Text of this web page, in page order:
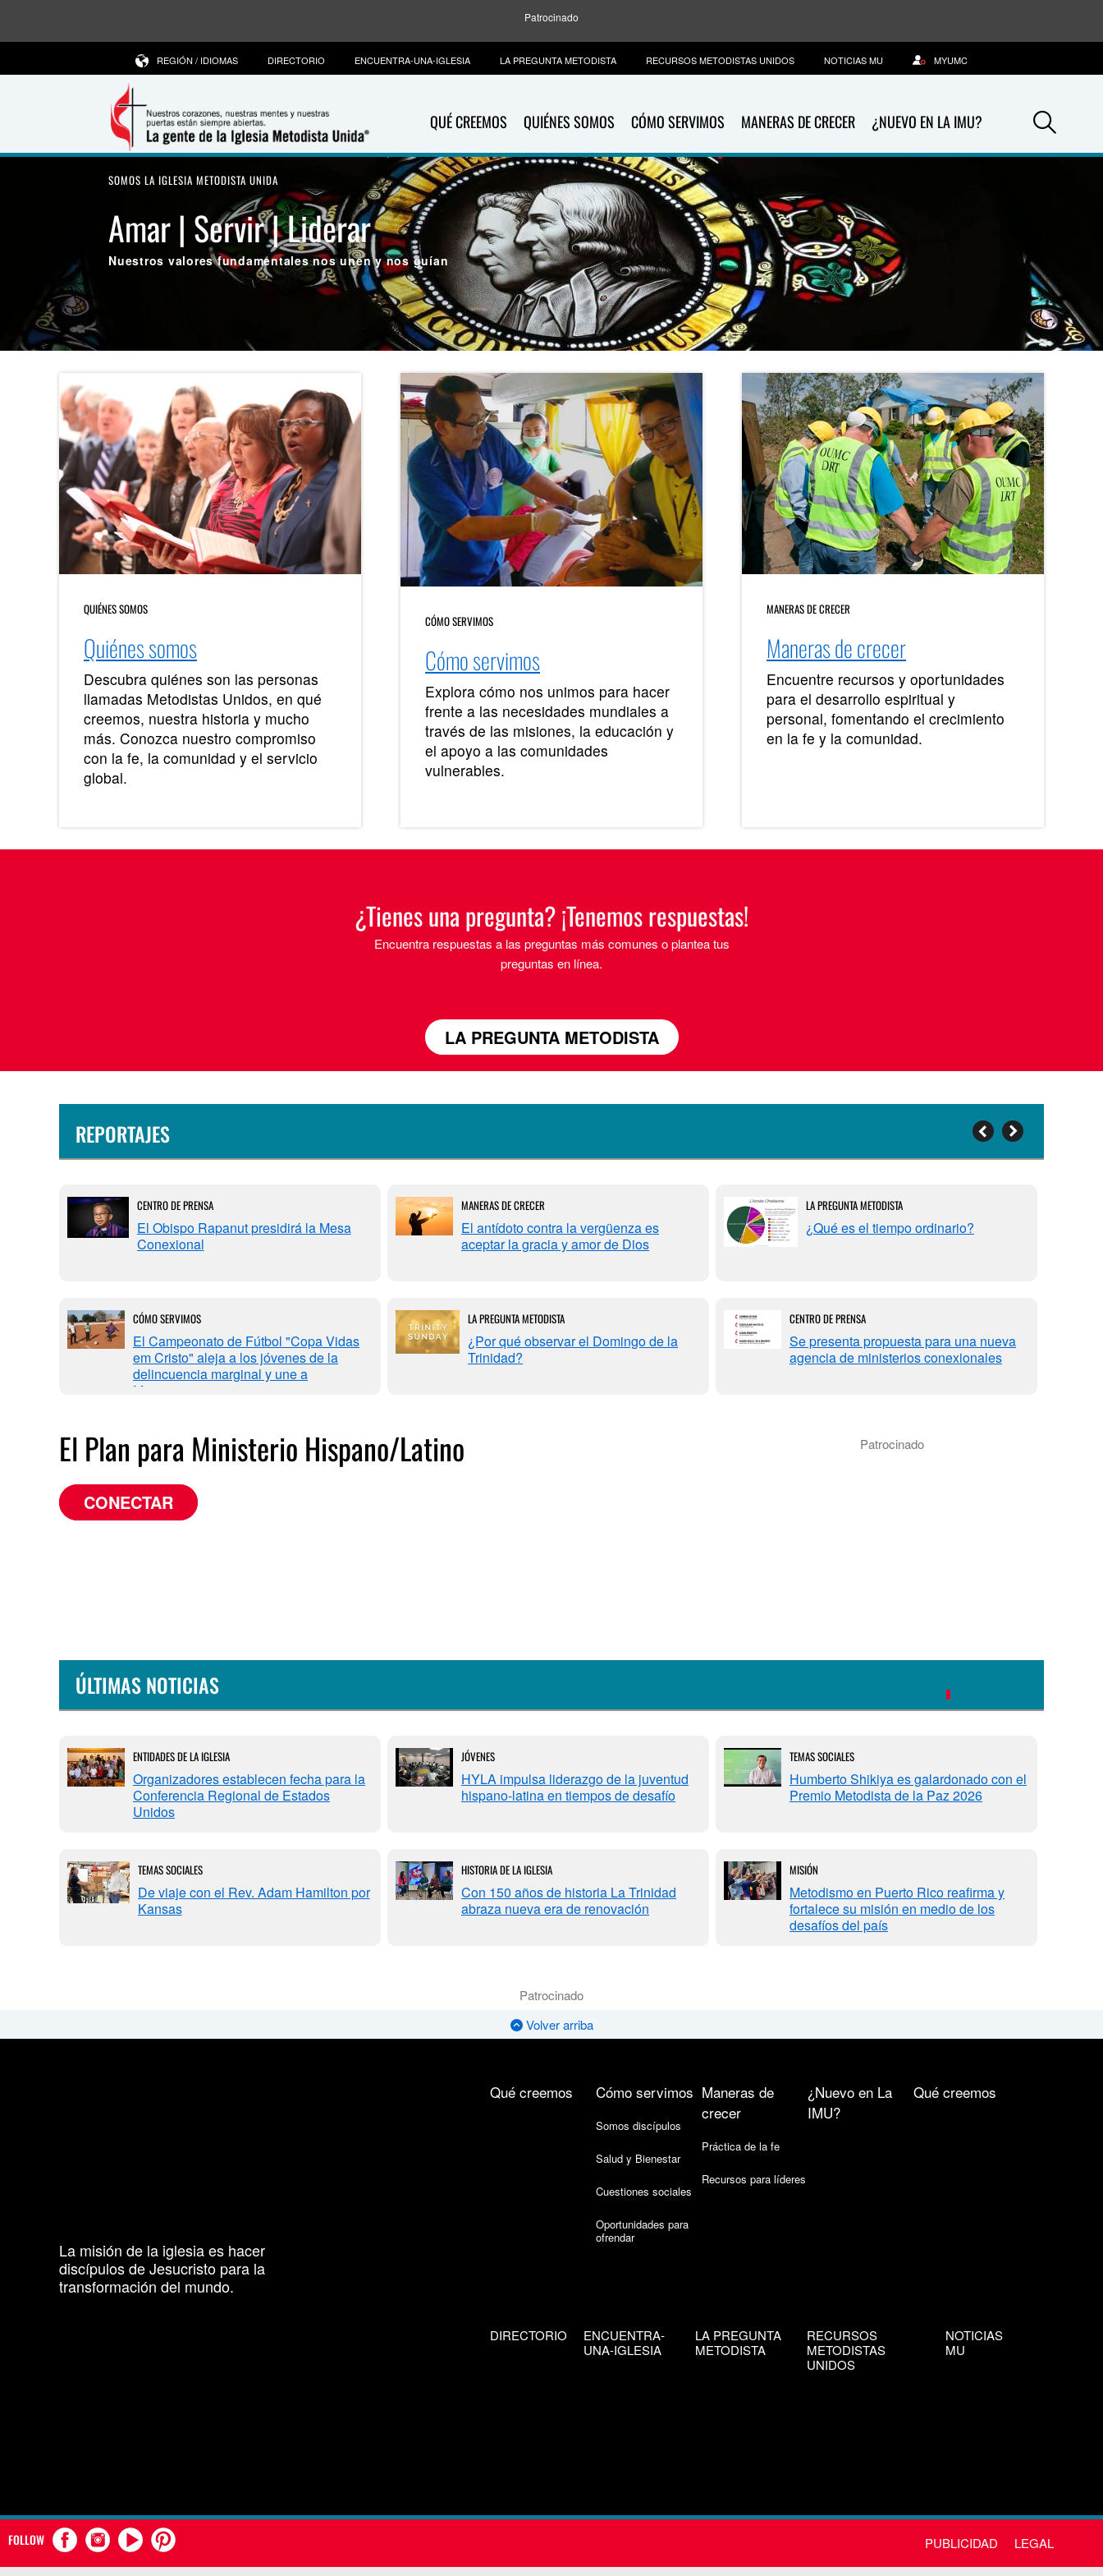
Patrocinado
QUÉ CREEMOS QUIÉNES SOMOS CÓMO SERVIMOS MANERAS DE CRECER ¿NUEVO EN LA IMU?
REGIÓN / IDIOMAS DIRECTORIO ENCUENTRA-UNA-IGLESIA LA PREGUNTA METODISTA RECURSOS METODISTAS UNIDOS NOTICIAS MU MYUMC
SOMOS LA IGLESIA METODISTA UNIDA
Amar | Servir | Liderar
Nuestros valores fundamentales nos unen y nos guían
QUIÉNES SOMOS
Quiénes somos
Descubra quiénes son las personas
llamadas Metodistas Unidos, en qué
creemos, nuestra historia y mucho
más. Conozca nuestro compromiso
con la fe, la comunidad y el servicio
global.
CÓMO SERVIMOS
Cómo servimos
Explora cómo nos unimos para hacer
frente a las necesidades mundiales a
través de las misiones, la educación y
el apoyo a las comunidades
vulnerables.
MANERAS DE CRECER
Maneras de crecer
Encuentre recursos y oportunidades
para el desarrollo espiritual y
personal, fomentando el crecimiento
en la fe y la comunidad.
¿Tienes una pregunta? ¡Tenemos respuestas!
Encuentra respuestas a las preguntas más comunes o plantea tus
preguntas en línea.
LA PREGUNTA METODISTA
REPORTAJES
CENTRO DE PRENSA
El Obispo Rapanut presidirá la Mesa
Conexional
CÓMO SERVIMOS
El Campeonato de Fútbol "Copa Vidas
em Cristo" aleja a los jóvenes de la
delincuencia marginal y une a
Marracuene
MANERAS DE CRECER
El antídoto contra la vergüenza es
aceptar la gracia y amor de Dios
LA PREGUNTA METODISTA
¿Por qué observar el Domingo de la
Trinidad?
LA PREGUNTA METODISTA
¿Qué es el tiempo ordinario?
CENTRO DE PRENSA
Se presenta propuesta para una nueva
agencia de ministerios conexionales
El Plan para Ministerio Hispano/Latino
CONECTAR
Patrocinado
ÚLTIMAS NOTICIAS
ENTIDADES DE LA IGLESIA
Organizadores establecen fecha para la
Conferencia Regional de Estados
Unidos
TEMAS SOCIALES
De viaje con el Rev. Adam Hamilton por
Kansas
JÓVENES
HYLA impulsa liderazgo de la juventud
hispano-latina en tiempos de desafío
HISTORIA DE LA IGLESIA
Con 150 años de historia La Trinidad
abraza nueva era de renovación
TEMAS SOCIALES
Humberto Shikiya es galardonado con el
Premio Metodista de la Paz 2026
MISIÓN
Metodismo en Puerto Rico reafirma y
fortalece su misión en medio de los
desafíos del país
Patrocinado
Volver arriba
La misión de la iglesia es hacer
discípulos de Jesucristo para la
transformación del mundo.
Qué creemos Cómo servimos
Somos discípulos
Salud y Bienestar
Cuestiones sociales
Oportunidades para
ofrendar
Maneras de
crecer
Práctica de la fe
Recursos para líderes
¿Nuevo en La
IMU?
Qué creemos
DIRECTORIO
ENCUENTRA-
UNA-IGLESIA
LA PREGUNTA
METODISTA
RECURSOS
METODISTAS
UNIDOS
NOTICIAS
MU
FOLLOW PUBLICIDAD LEGAL